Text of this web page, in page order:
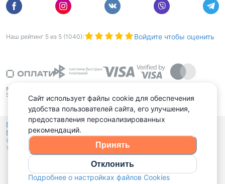
Наш рейтинг 5 из 5 (1040): Войдите чтобы оценить
Политика конфиденциальности,
Политика обработки файлов куки и
© 2015 - 2026, Domovita.by. Копирование материалов допускается
только при наличии активной ссылки.
Сайт использует файлы cookie для обеспечения
удобства пользователей сайта, его улучшения,
предоставления персонализированных
рекомендаций.
Принять
Отклонить
Подробнее о настройках файлов Cookies